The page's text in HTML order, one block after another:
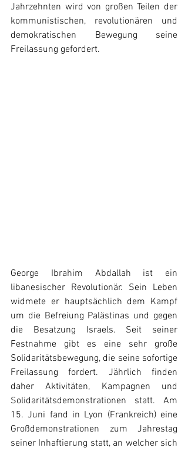
Jahrzehnten wird von großen Teilen der
kommunistischen, revolutionären und
demokratischen Bewegung seine
Freilassung gefordert.
George Ibrahim Abdallah ist ein
libanesischer Revolutionär. Sein Leben
widmete er hauptsächlich dem Kampf
um die Befreiung Palästinas und gegen
die Besatzung Israels. Seit seiner
Festnahme gibt es eine sehr große
Solidaritätsbewegung, die seine sofortige
Freilassung fordert. Jährlich finden
daher Aktivitäten, Kampagnen und
Solidaritätsdemonstrationen statt. Am
15. Juni fand in Lyon (Frankreich) eine
Großdemonstrationen zum Jahrestag
seiner Inhaftierung statt, an welcher sich